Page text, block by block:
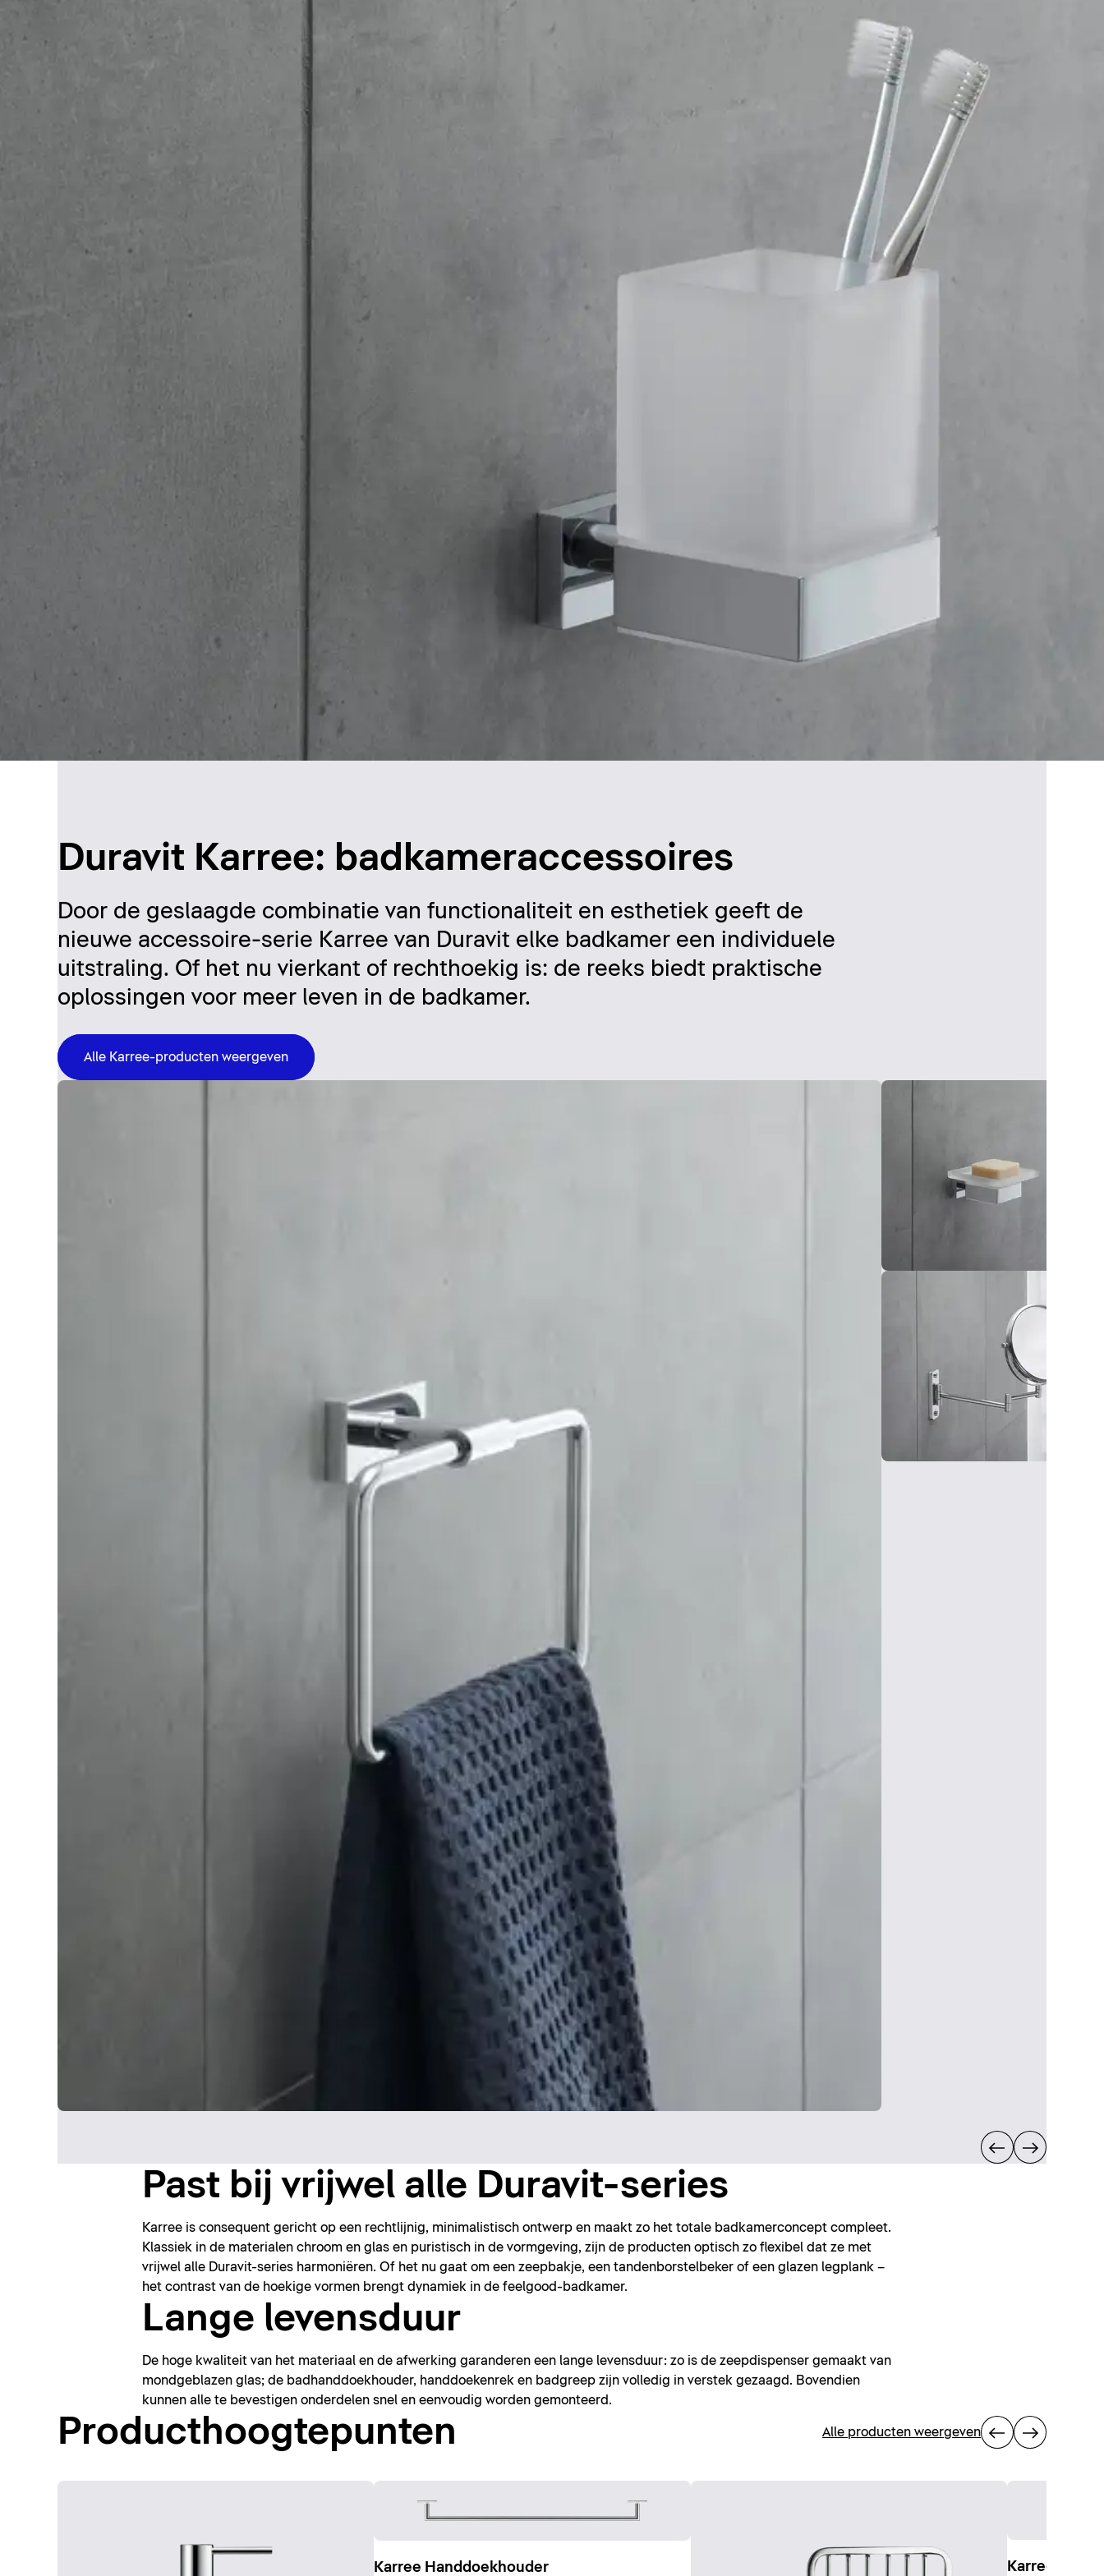
Duravit Karree: badkameraccessoires
Door de geslaagde combinatie van functionaliteit en esthetiek geeft de
nieuwe accessoire-serie Karree van Duravit elke badkamer een individuele
uitstraling. Of het nu vierkant of rechthoekig is: de reeks biedt praktische
oplossingen voor meer leven in de badkamer.
Alle Karree-producten weergeven
Past bij vrijwel alle Duravit-series
Karree is consequent gericht op een rechtlijnig, minimalistisch ontwerp en maakt zo het totale badkamerconcept compleet.
Klassiek in de materialen chroom en glas en puristisch in de vormgeving, zijn de producten optisch zo flexibel dat ze met
vrijwel alle Duravit-series harmoniëren. Of het nu gaat om een zeepbakje, een tandenborstelbeker of een glazen legplank –
het contrast van de hoekige vormen brengt dynamiek in de feelgood-badkamer.
Lange levensduur
De hoge kwaliteit van het materiaal en de afwerking garanderen een lange levensduur: zo is de zeepdispenser gemaakt van
mondgeblazen glas; de badhanddoekhouder, handdoekenrek en badgreep zijn volledig in verstek gezaagd. Bovendien
kunnen alle te bevestigen onderdelen snel en eenvoudig worden gemonteerd.
Producthoogtepunten Alle producten weergeven
Karree Handdoekhouder Karree